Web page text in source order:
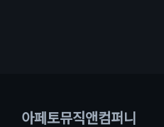
아페토뮤직앤컴퍼니